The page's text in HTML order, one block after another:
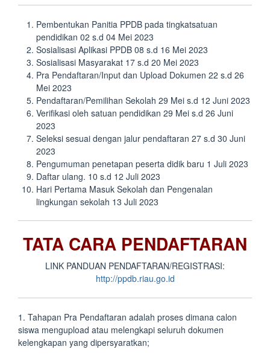
Pembentukan Panitia PPDB pada tingkatsatuan
pendidikan 02 s.d 04 Mei 2023
Sosialisasi Aplikasi PPDB 08 s.d 16 Mei 2023
Sosialisasi Masyarakat 17 s.d 20 Mei 2023
Pra Pendaftaran/Input dan Upload Dokumen 22 s.d 26
Mei 2023
Pendaftaran/Pemilihan Sekolah 29 Mei s.d 12 Juni 2023
Verifikasi oleh satuan pendidikan 29 Mei s.d 26 Juni
2023
Seleksi sesuai dengan jalur pendaftaran 27 s.d 30 Juni
2023
Pengumuman penetapan peserta didik baru 1 Juli 2023
Daftar ulang. 10 s.d 12 Juli 2023
Hari Pertama Masuk Sekolah dan Pengenalan
lingkungan sekolah 13 Juli 2023
TATA CARA PENDAFTARAN
LINK PANDUAN PENDAFTARAN/REGISTRASI:
http://ppdb.riau.go.id
1. Tahapan Pra Pendaftaran adalah proses dimana calon
siswa mengupload atau melengkapi seluruh dokumen
kelengkapan yang dipersyaratkan;